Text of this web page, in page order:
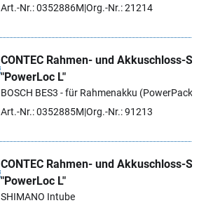
Art.-Nr.: 0352886M Org.-Nr.: 21214
CONTEC Rahmen- und Akkuschloss-Set
"PowerLoc L"
BOSCH BES3 - für Rahmenakku (PowerPack)
Art.-Nr.: 0352885M Org.-Nr.: 91213
CONTEC Rahmen- und Akkuschloss-Set
"PowerLoc L"
SHIMANO Intube